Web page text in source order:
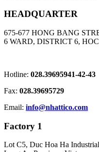
HEADQUARTER
675-677 HONG BANG
6 WARD, DISTRICT 6,
Hotline: 028.39695941-42-43
Fax: 028.39695729
Email: info@nhattico.com
Factory 1
Lot C5, Duc Hoa Ha